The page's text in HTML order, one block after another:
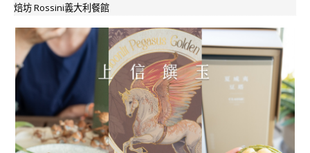
焙坊 Rossini義大利餐館